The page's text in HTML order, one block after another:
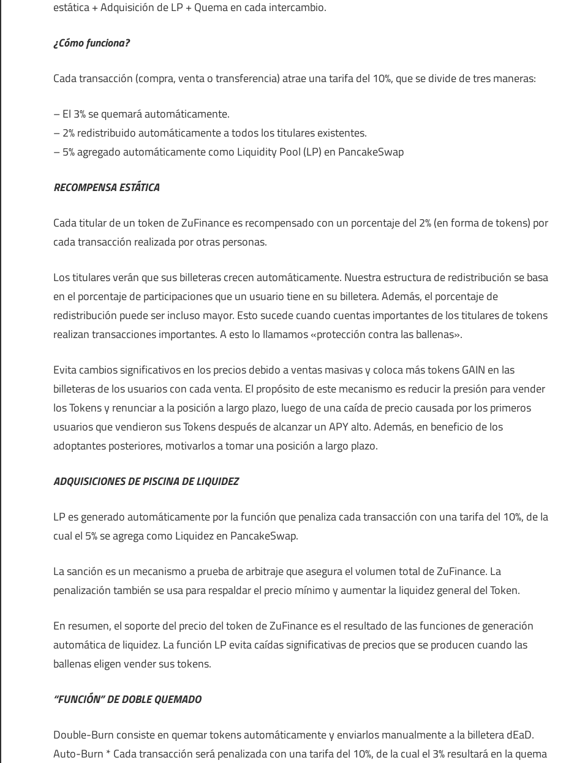
estática + Adquisición de LP + Quema en cada intercambio.
¿Cómo funciona?
Cada transacción (compra, venta o transferencia) atrae una tarifa del 10%, que se divide de tres maneras:
– El 3% se quemará automáticamente.
– 2% redistribuido automáticamente a todos los titulares existentes.
– 5% agregado automáticamente como Liquidity Pool (LP) en PancakeSwap
RECOMPENSA ESTÁTICA
Cada titular de un token de ZuFinance es recompensado con un porcentaje del 2% (en forma de tokens) por
cada transacción realizada por otras personas.
Los titulares verán que sus billeteras crecen automáticamente. Nuestra estructura de redistribución se basa
en el porcentaje de participaciones que un usuario tiene en su billetera. Además, el porcentaje de
redistribución puede ser incluso mayor. Esto sucede cuando cuentas importantes de los titulares de tokens
realizan transacciones importantes. A esto lo llamamos «protección contra las ballenas».
Evita cambios significativos en los precios debido a ventas masivas y coloca más tokens GAIN en las
billeteras de los usuarios con cada venta. El propósito de este mecanismo es reducir la presión para vender
los Tokens y renunciar a la posición a largo plazo, luego de una caída de precio causada por los primeros
usuarios que vendieron sus Tokens después de alcanzar un APY alto. Además, en beneficio de los
adoptantes posteriores, motivarlos a tomar una posición a largo plazo.
ADQUISICIONES DE PISCINA DE LIQUIDEZ
LP es generado automáticamente por la función que penaliza cada transacción con una tarifa del 10%, de la
cual el 5% se agrega como Liquidez en PancakeSwap.
La sanción es un mecanismo a prueba de arbitraje que asegura el volumen total de ZuFinance. La
penalización también se usa para respaldar el precio mínimo y aumentar la liquidez general del Token.
En resumen, el soporte del precio del token de ZuFinance es el resultado de las funciones de generación
automática de liquidez. La función LP evita caídas significativas de precios que se producen cuando las
ballenas eligen vender sus tokens.
“FUNCIÓN” DE DOBLE QUEMADO
Double-Burn consiste en quemar tokens automáticamente y enviarlos manualmente a la billetera dEaD.
Auto-Burn * Cada transacción será penalizada con una tarifa del 10%, de la cual el 3% resultará en la quema